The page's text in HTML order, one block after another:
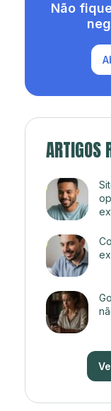
Não
ARTIGOS